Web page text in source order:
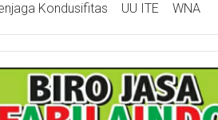
Kondusifitas
UU ITE WNA